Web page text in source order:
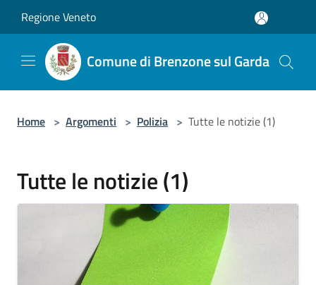
Regione Veneto
Comune di Brenzone sul Garda
Home > Argomenti > Polizia > Tutte le notizie (1)
Tutte le notizie (1)